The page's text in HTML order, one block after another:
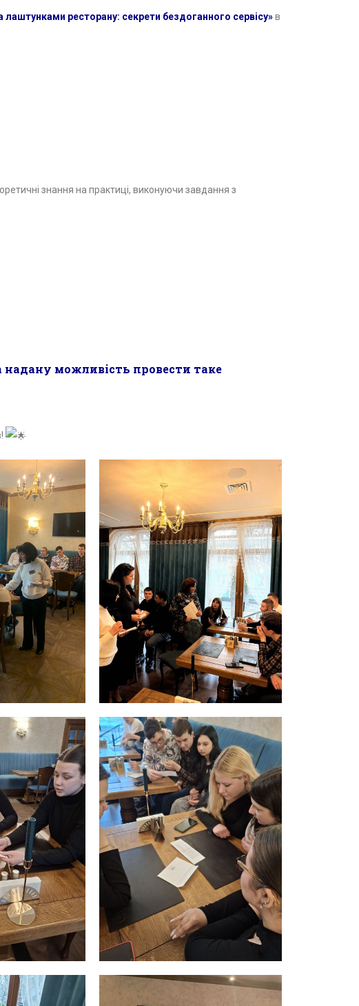
лаштунками ресторану: секрети бездоганного сервісу»в
знання на практиці, виконуючи завдання з
надану можливість провести таке